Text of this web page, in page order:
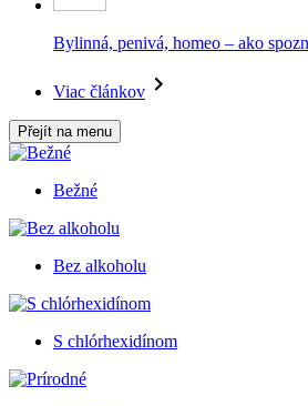
Bylinná, penivá, homeo – ako
Viac článkov
Přejít na menu
Bežné
Bez alkoholu
S chlórhexidínom